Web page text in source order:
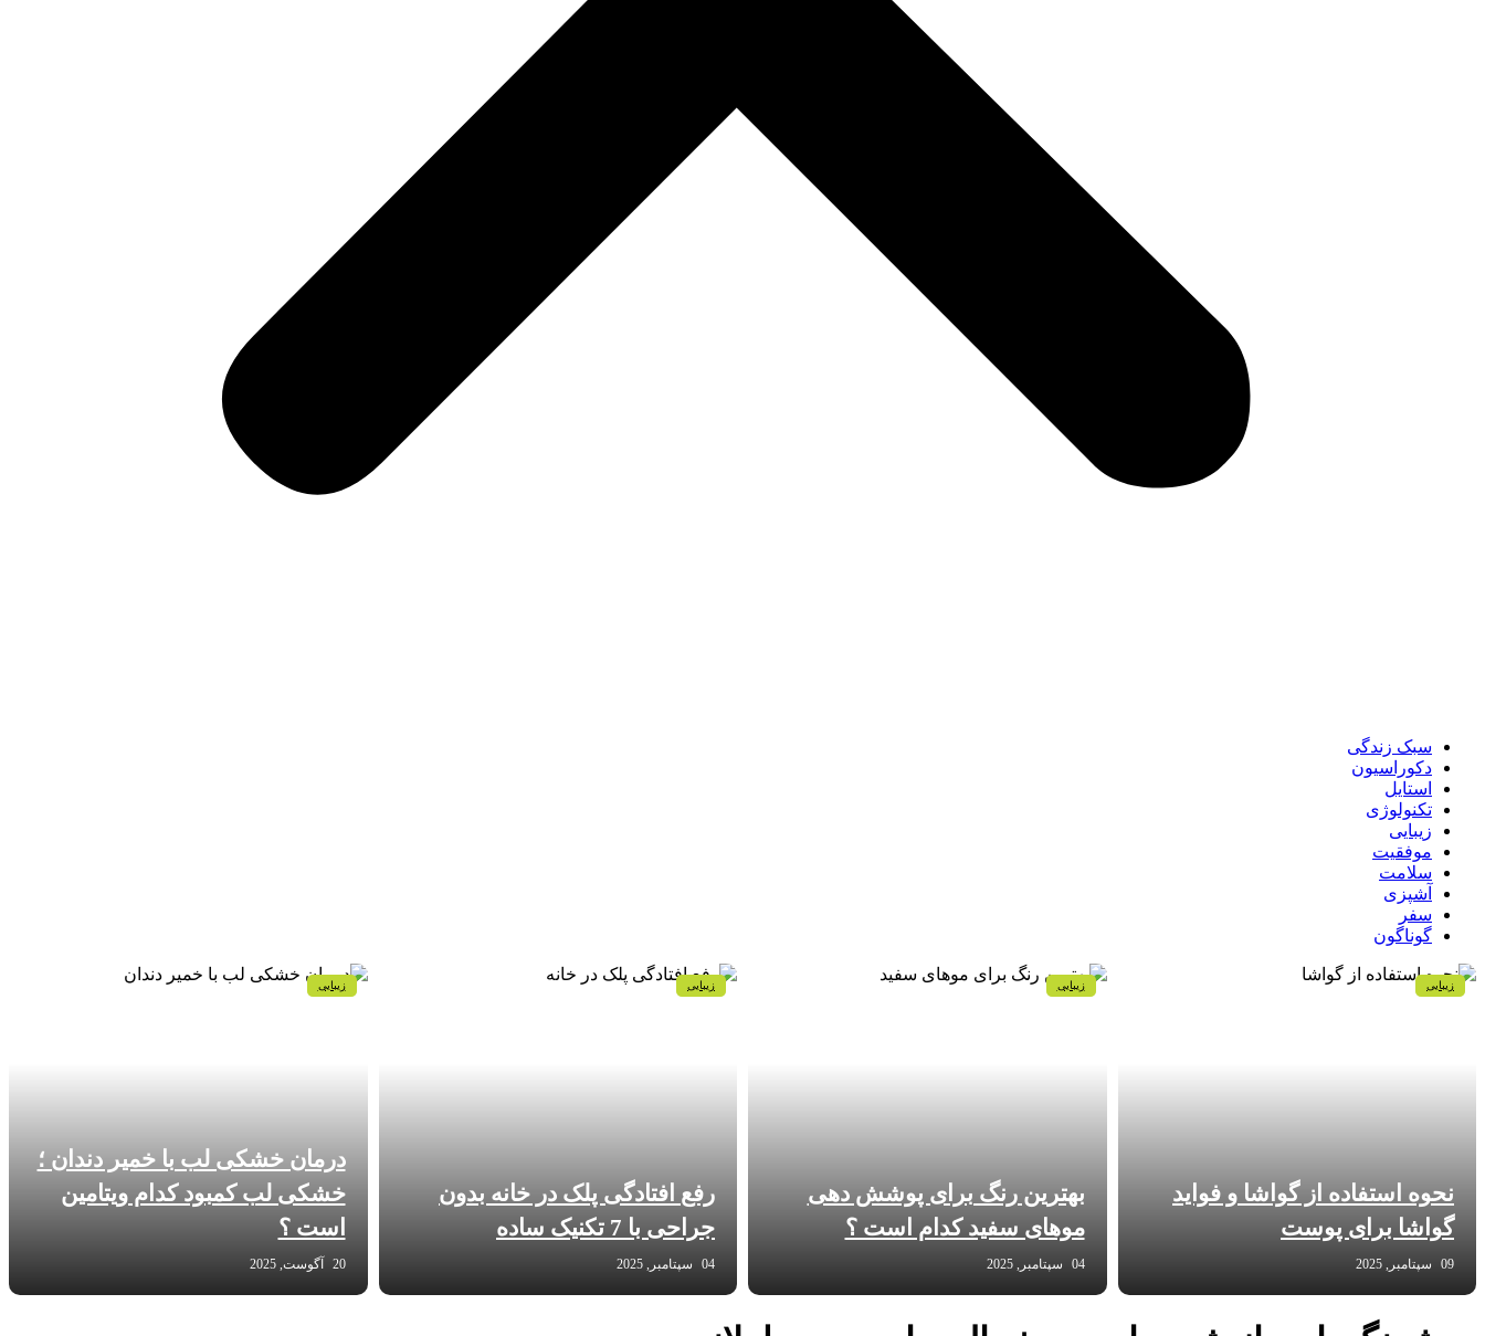
سبک زندگی
دکوراسیون
استایل
تکنولوژی
زیبایی
موفقیت
سلامت
آشپزی
سفر
گوناگون
نحوه استفاده از گواشا و فواید
گواشا برای پوست
09 سپتامبر, 2025
زیبایی
بهترین رنگ برای پوشش دهی
موهای سفید کدام است ؟
04 سپتامبر, 2025
زیبایی
رفع افتادگی پلک در خانه بدون
جراحی با 7 تکنیک ساده
04 سپتامبر, 2025
زیبایی
درمان خشکی لب با خمیر دندان ؛
خشکی لب کمبود کدام ویتامین
است ؟
20 آگوست, 2025
زیبایی